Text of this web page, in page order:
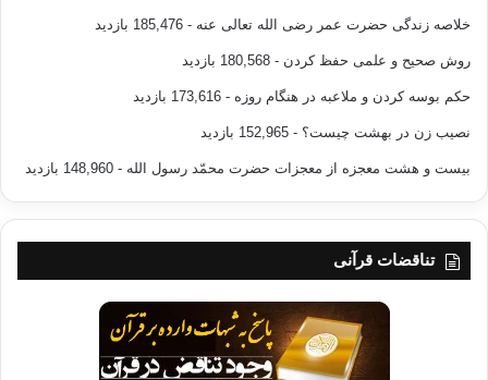
خلاصه زندگی حضرت عمر رضی الله تعالی عنه - 185,476 بازدید
روش صحیح و علمی حفظ کردن - 180,568 بازدید
حکم بوسه کردن و ملاعبه در هنگام روزه - 173,616 بازدید
نصیب زن در بهشت چیست؟ - 152,965 بازدید
بیست و هشت معجزه از معجزات حضرت محمّد رسول الله - 148,960 بازدید
تناقضات قرآنی